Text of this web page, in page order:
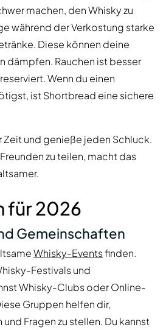
machen, den Whisky zu
während der Verkostung starke
Diese können deine
dämpfen. Rauchen ist besser
Wenn du einen
ist Shortbread eine sichere
Zeit und genieße jeden Schluck.
zu teilen, macht das
für 2026
Gemeinschaften
Whisky-Eventsfinden.
Festivals und
Whisky-Clubs oder Online-
Gruppen helfen dir,
Fragen zu stellen. Du kannst